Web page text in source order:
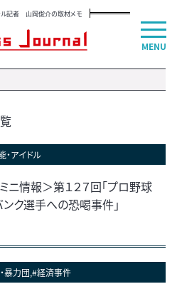
ル記者 山岡俊介の取材メモ
・アイドル
ニ情報＞第１２７回「プロ野球
ンク選手への恐喝事件」
暴力団,#経済事件
MENU